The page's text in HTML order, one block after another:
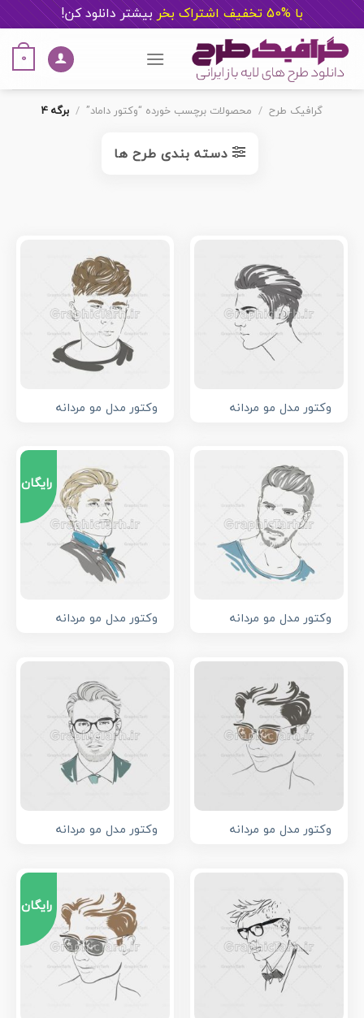
با %50 تخفیف اشتراک بخر بیشتر دانلود کن!
content
0
گرافیک طرح / محصولات برچسب خورده “وکتور داماد” / برگه 4
دسته بندی طرح ها
وکتور مدل مو مردانه وکتور مدل مو مردانه
وکتور مدل مو مردانه
رایگان
وکتور مدل مو مردانه
وکتور مدل مو مردانه وکتور مدل مو مردانه
رایگان